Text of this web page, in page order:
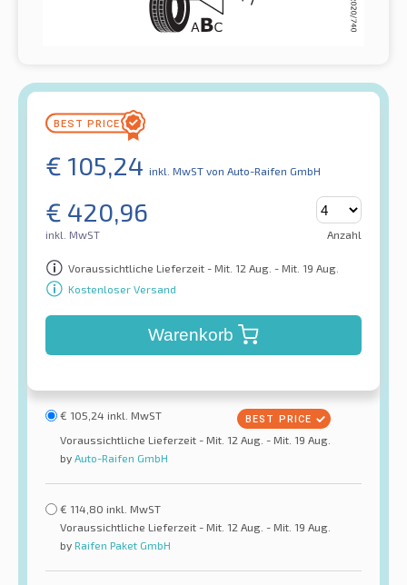
€ 105,24 inkl. MwST von Auto-Raifen GmbH
€ 420,96
inkl. MwST Anzahl
Voraussichtliche Lieferzeit - Mit. 12 Aug. - Mit. 19 Aug.
Kostenloser Versand
Warenkorb
€ 105,24 inkl. MwST
Voraussichtliche Lieferzeit - Mit. 12 Aug. - Mit. 19 Aug.
by Auto-Raifen GmbH
€ 114,80 inkl. MwST
Voraussichtliche Lieferzeit - Mit. 12 Aug. - Mit. 19 Aug.
by Raifen Paket GmbH